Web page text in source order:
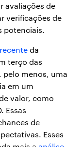
avaliações de
verificações de
potenciais.
da
terço das
pelo menos, uma
em um
valor, como
Essas
de
Esses